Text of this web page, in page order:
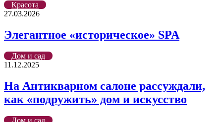
Красота
27.03.2026
Элегантное «историческое» SPA
Дом и сад
11.12.2025
На Антикварном салоне рассуждали,
как «подружить» дом и искусство
Дом и сад